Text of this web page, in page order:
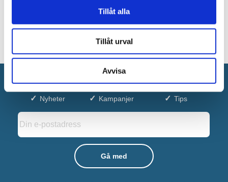
Tillåt alla
Tillåt urval
Avvisa
Anmäl dig till vårt nyhetsbrev!
Nyheter Kampanjer Tips